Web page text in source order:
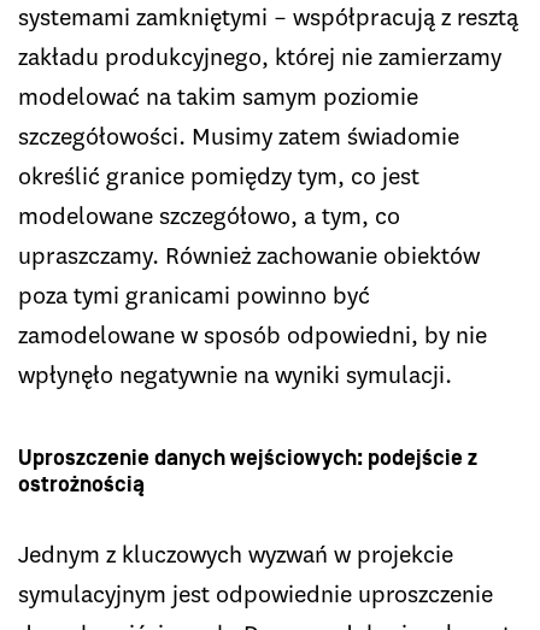
systemami zamkniętymi – współpracują z resztą
zakładu produkcyjnego, której nie zamierzamy
modelować na takim samym poziomie
szczegółowości. Musimy zatem świadomie
określić granice pomiędzy tym, co jest
modelowane szczegółowo, a tym, co
upraszczamy. Również zachowanie obiektów
poza tymi granicami powinno być
zamodelowane w sposób odpowiedni, by nie
wpłynęło negatywnie na wyniki symulacji.
Uproszczenie danych wejściowych: podejście z
ostrożnością
Jednym z kluczowych wyzwań w projekcie
symulacyjnym jest odpowiednie uproszczenie